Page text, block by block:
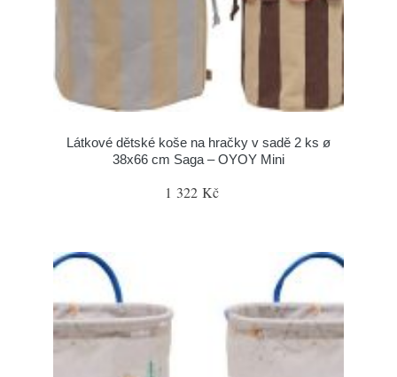
Látkové dětské koše na hračky v sadě 2 ks ø
38x66 cm Saga – OYOY Mini
1 322 Kč